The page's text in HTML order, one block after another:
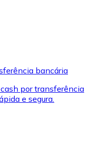
Bitnovo ou faça
para comprar
bancária
por transferência
e segura.